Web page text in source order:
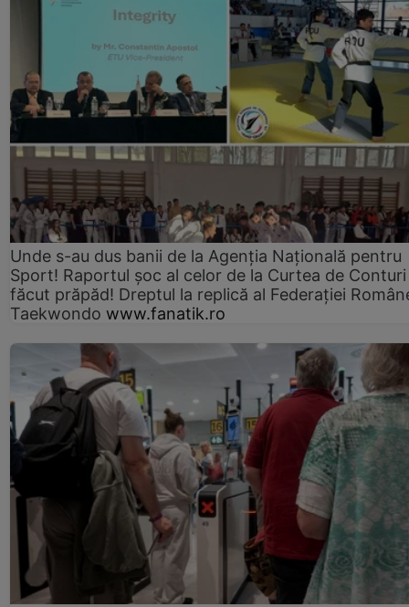
Unde s-au dus banii de la Agenția Națională pentru
Sport! Raportul șoc al celor de la Curtea de Conturi
făcut prăpăd! Dreptul la replică al Federației
Taekwondo www.fanatik.ro